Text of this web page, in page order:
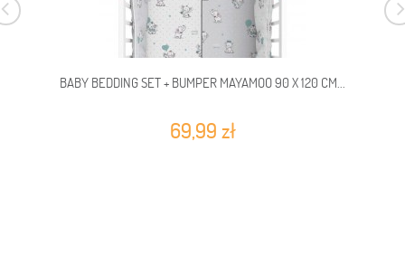
BABY BEDDING SET + BUMPER MAYAMOO 90 X 120 CM...
69,99 zł